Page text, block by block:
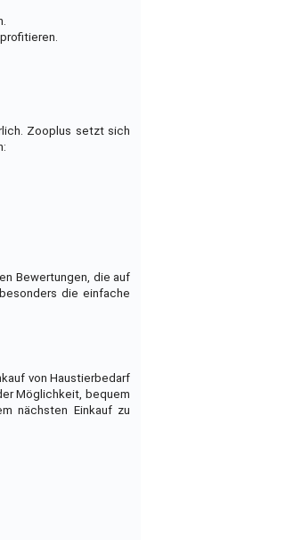
Zooplus setzt sich
Bewertungen, die auf
die einfache
von Haustierbedarf
Möglichkeit, bequem
nächsten Einkauf zu